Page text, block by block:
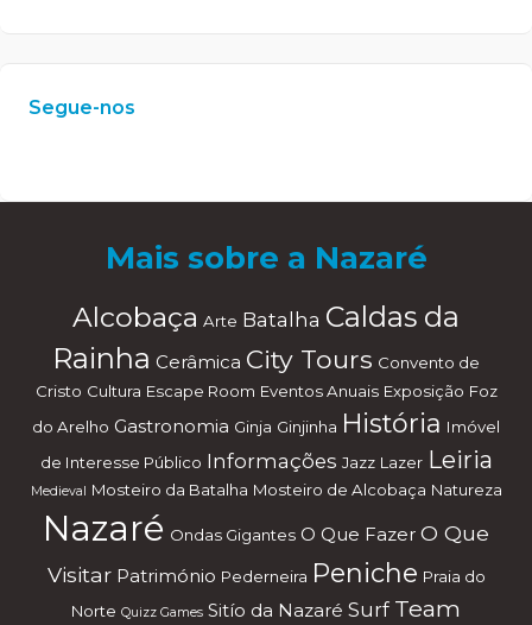
Segue-nos
en
Mais sobre a Nazaré
Alcobaça Arte Batalha Caldas da
Rainha Cerâmica City Tours Convento de
Cristo Cultura Escape Room Eventos Anuais Exposição Foz
do Arelho Gastronomia Ginja Ginjinha História Imóvel
de Interesse Público Informações Jazz Lazer Leiria
Medieval Mosteiro da Batalha Mosteiro de Alcobaça Natureza
Nazaré Ondas Gigantes O Que Fazer O Que
Visitar Património Pederneira Peniche Praia do
Norte Quizz Games Sitío da Nazaré Surf Team